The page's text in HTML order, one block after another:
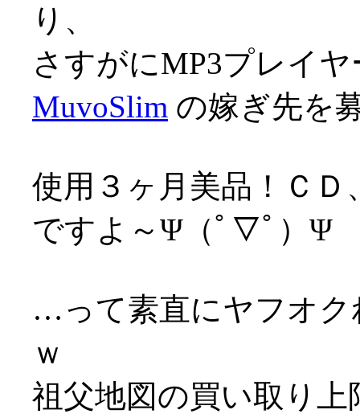
り、
さすがにMP3プレイ
MuvoSlim の嫁ぎ先を
使用３ヶ月美品！ＣＤ
ですよ～Ψ（ﾟ▽ﾟ）Ψ
…って素直にヤフオク
ｗ
祖父地図の買い取り上